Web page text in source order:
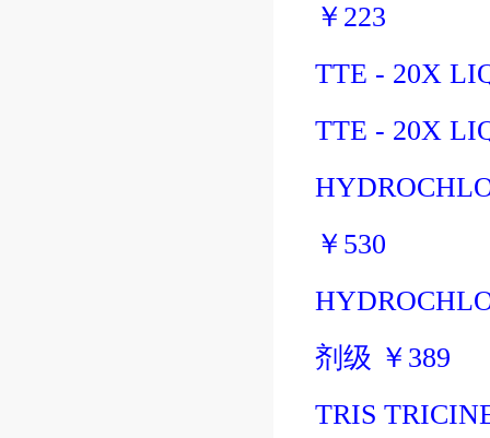
￥ 223
TTE - 20X
TTE - 20X
￥ 530
剂级 ￥ 389
TRIS